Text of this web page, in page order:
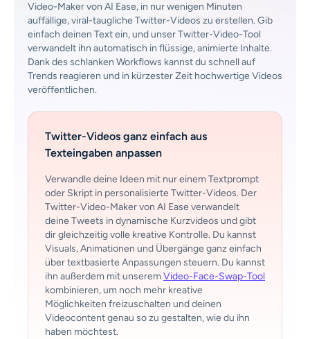
Video-Maker von AI Ease, in nur wenigen Minuten
auffällige, viral-taugliche Twitter-Videos zu erstellen. Gib
einfach deinen Text ein, und unser Twitter-Video-Tool
verwandelt ihn automatisch in flüssige, animierte Inhalte.
Dank des schlanken Workflows kannst du schnell auf
Trends reagieren und in kürzester Zeit hochwertige Videos
veröffentlichen.
Twitter-Videos ganz einfach aus
Texteingaben anpassen
Verwandle deine Ideen mit nur einem Textprompt
oder Skript in personalisierte Twitter-Videos. Der
Twitter-Video-Maker von AI Ease verwandelt
deine Tweets in dynamische Kurzvideos und gibt
dir gleichzeitig volle kreative Kontrolle. Du kannst
Visuals, Animationen und Übergänge ganz einfach
über textbasierte Anpassungen steuern. Du kannst
ihn außerdem mit unserem Video-Face-Swap-Tool
kombinieren, um noch mehr kreative
Möglichkeiten freizuschalten und deinen
Videocontent genau so zu gestalten, wie du ihn
haben möchtest.